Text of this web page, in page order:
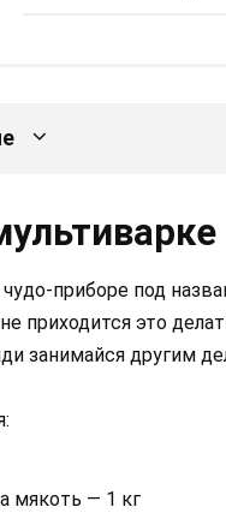
приборе под
приходится это
занимайся другим
мякоть — 1 кг